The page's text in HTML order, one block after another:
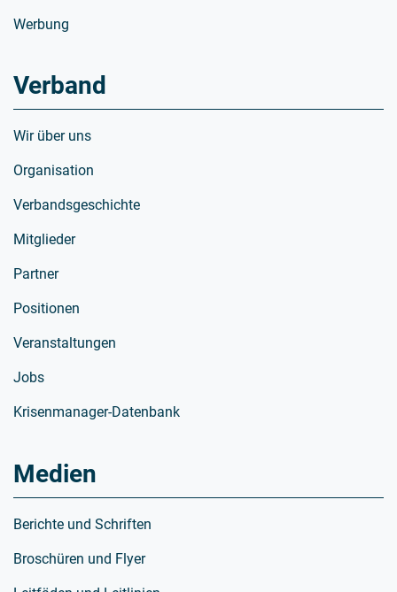
Werbung
Verband
Wir über uns
Organisation
Verbandsgeschichte
Mitglieder
Partner
Positionen
Veranstaltungen
Jobs
Krisenmanager-Datenbank
Medien
Berichte und Schriften
Broschüren und Flyer